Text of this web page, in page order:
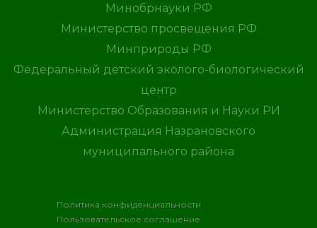
Минобрнауки РФ
Министерство просвещения РФ
Минприроды РФ
Федеральный детский эколого-биологический
центр
Министерство Образования и Науки РИ
Администрация Назрановского
муниципального района
Политика конфиденциальности
Пользовательское соглашение